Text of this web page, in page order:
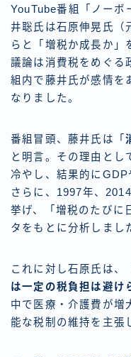
YouTube番組「ノーボ
井聡氏は石原伸晃氏（
らと「増税か成長か」
議論は消費税をめぐる
組内で藤井氏が感情を
なりました。
番組冒頭、藤井氏は「
と明言。その理由とし
冷やし、結果的にGDP
さらに、1997年、
挙げ、「増税のたびに
タをもとに分析しまし
これに対し石原氏は、
は一定の税負担は避け
中で医療・介護費が増
能な税制の維持を主張